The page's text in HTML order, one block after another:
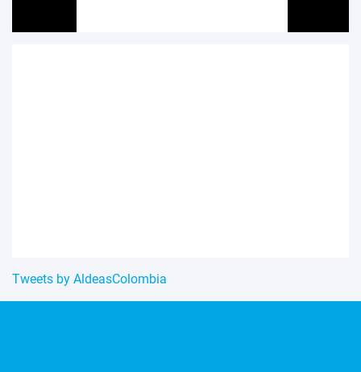
Tweets by AldeasColombia